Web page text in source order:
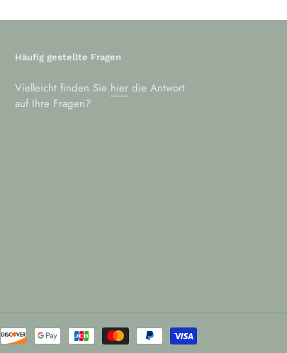
Häufig gestellte Fragen
Vielleicht finden Sie hierdie Antwort
auf Ihre Fragen?